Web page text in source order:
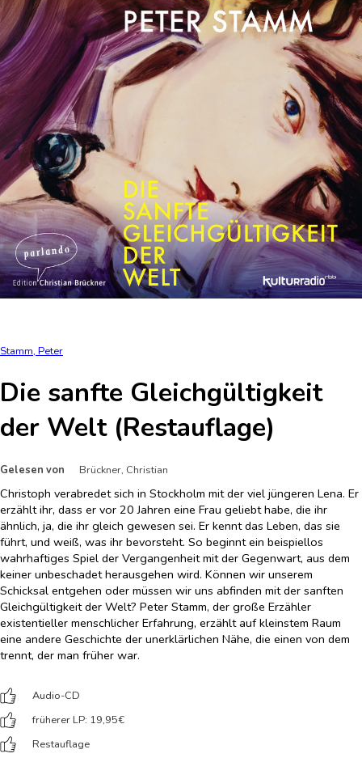
Stamm, Peter
Die sanfte Gleichgültigkeit
der Welt (Restauflage)
Gelesen von Brückner, Christian
Christoph verabredet sich in Stockholm mit der viel jüngeren Lena. Er
erzählt ihr, dass er vor 20 Jahren eine Frau geliebt habe, die ihr
ähnlich, ja, die ihr gleich gewesen sei. Er kennt das Leben, das sie
führt, und weiß, was ihr bevorsteht. So beginnt ein beispiellos
wahrhaftiges Spiel der Vergangenheit mit der Gegenwart, aus dem
keiner unbeschadet herausgehen wird. Können wir unserem
Schicksal entgehen oder müssen wir uns abfinden mit der sanften
Gleichgültigkeit der Welt? Peter Stamm, der große Erzähler
existentieller menschlicher Erfahrung, erzählt auf kleinstem Raum
eine andere Geschichte der unerklärlichen Nähe, die einen von dem
trennt, der man früher war.
Audio-CD
früherer LP: 19,95€
Restauflage